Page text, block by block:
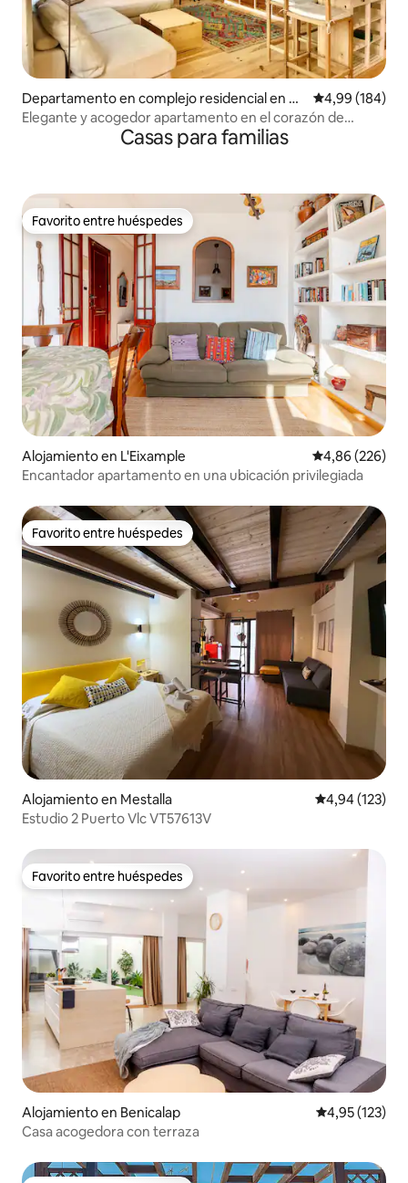
Departamento en complejo residencial en Ru
ssafa
Calificación
4,99 (184)
Elegante y acogedor apartamento en el corazón de
Ruzafa, ValenciaCasas para familias
Favorito entre huéspedes
Favorito entre huéspedes
Alojamiento en L'Eixample Calificación
4,86 (226)
Encantador apartamento en una ubicación privilegiada
Favorito entre huéspedes
Favorito entre huéspedes
Alojamiento en Mestalla Calificación
4,94 (123)
Estudio 2 Puerto Vlc VT57613V
Favorito entre huéspedes
Favorito entre huéspedes
Alojamiento en Benicalap Calificación
4,95 (123)
Casa acogedora con terraza